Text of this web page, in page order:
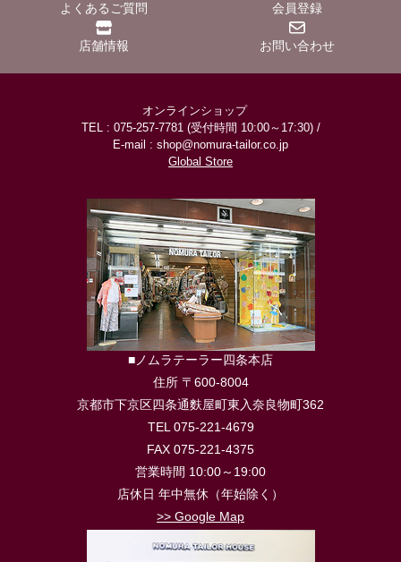
よくあるご質問 会員登録
店舗情報 お問い合わせ
オンラインショップ
TEL : 075-257-7781 (受付時間 10:00～17:30) /
E-mail : shop@nomura-tailor.co.jp
Global Store
■ノムラテーラー四条本店
住所 〒600-8004
京都市下京区四条通麩屋町東入奈良物町362
TEL 075-221-4679
FAX 075-221-4375
営業時間 10:00～19:00
店休日 年中無休（年始除く）
>> Google Map